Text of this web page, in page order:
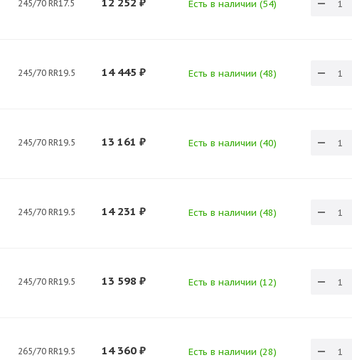
245/70 RR17.5 Есть в наличии (54)
245/70 RR19.5 14 445 ₽ Есть в наличии (48)
245/70 RR19.5 13 161 ₽ Есть в наличии (40)
245/70 RR19.5 14 231 ₽ Есть в наличии (48)
245/70 RR19.5 13 598 ₽ Есть в наличии (12)
265/70 RR19.5 14 360 ₽ Есть в наличии (28)